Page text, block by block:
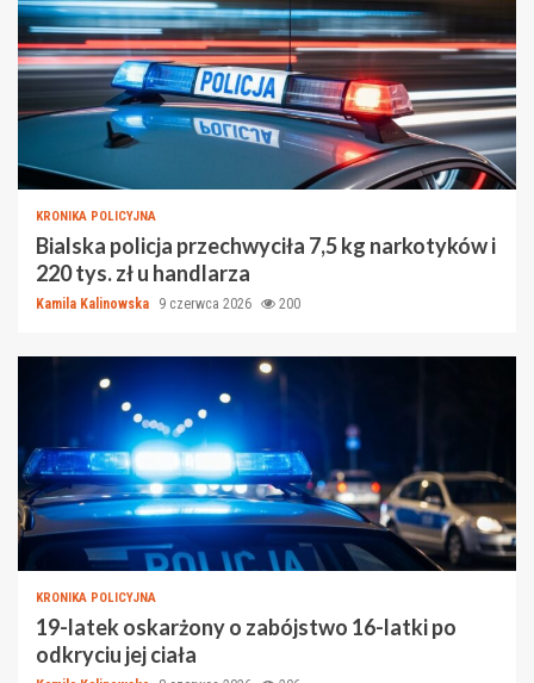
KRONIKA POLICYJNA
Bialska policja przechwyciła 7,5 kg narkotyków i
220 tys. zł u handlarza
Kamila Kalinowska 9 czerwca 2026 200
KRONIKA POLICYJNA
19-latek oskarżony o zabójstwo 16-latki po
odkryciu jej ciała